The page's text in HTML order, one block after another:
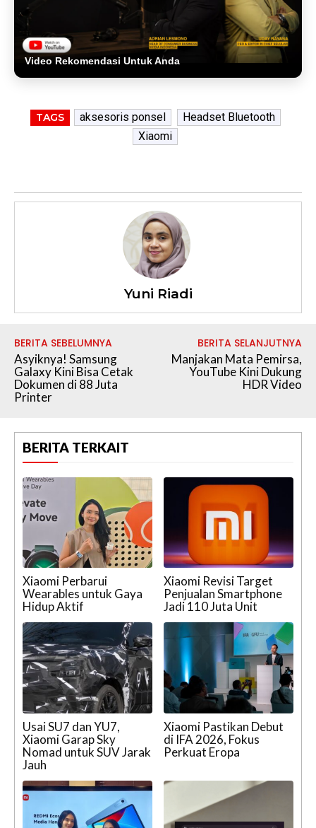
Video Rekomendasi Untuk Anda
TAGS aksesoris ponsel
Headset Bluetooth
Xiaomi
Yuni Riadi
BERITA SEBELUMNYA
Asyiknya! Samsung
Galaxy Kini Bisa Cetak
Dokumen di 88 Juta
Printer
BERITA SELANJUTNYA
Manjakan Mata Pemirsa,
YouTube Kini Dukung
HDR Video
BERITA TERKAIT
Xiaomi Perbarui
Wearables untuk Gaya
Hidup Aktif
Xiaomi Revisi Target
Penjualan Smartphone
Jadi 110 Juta Unit
Usai SU7 dan YU7,
Xiaomi Garap Sky
Nomad untuk SUV Jarak
Jauh
Xiaomi Pastikan Debut
di IFA 2026, Fokus
Perkuat Eropa